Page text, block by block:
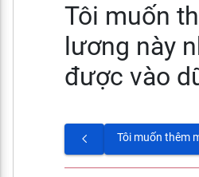
Tôi muốn
lương này
được vào